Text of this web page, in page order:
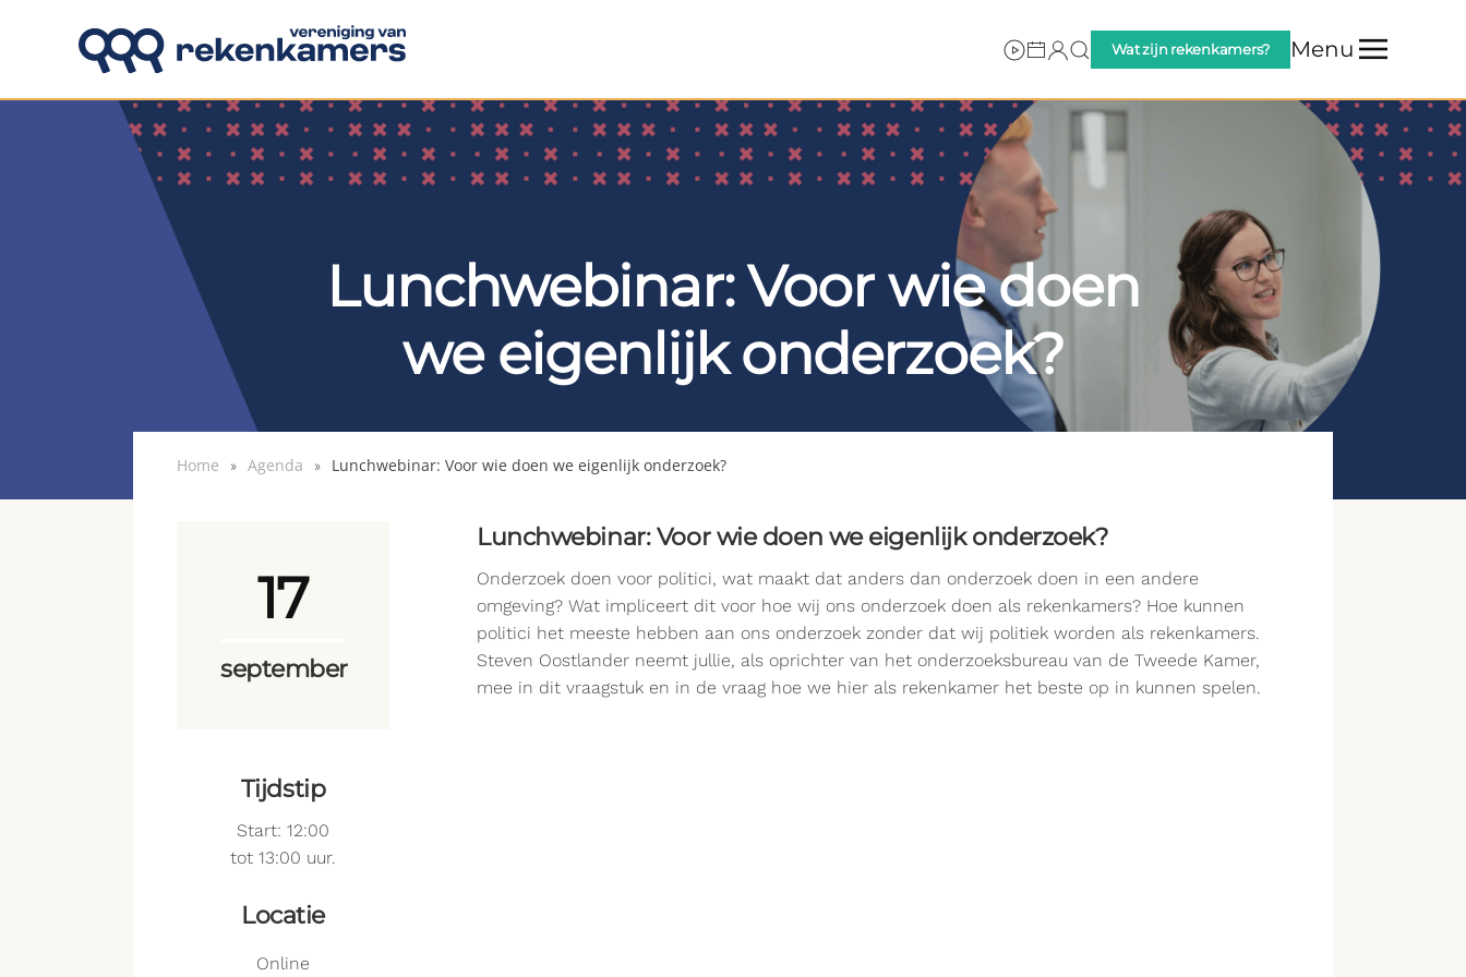
Overslaan en naar de inhoud gaan
Wat zijn rekenkamers? Menu
Lunchwebinar: Voor wie doen
we eigenlijk onderzoek?
Home Agenda Lunchwebinar: Voor wie doen we eigenlijk onderzoek?
17
september
Tijdstip
Start: 12:00
tot 13:00 uur.
Locatie
Online
Lunchwebinar: Voor wie doen we eigenlijk onderzoek?
Onderzoek doen voor politici, wat maakt dat anders dan onderzoek doen in een andere
omgeving? Wat impliceert dit voor hoe wij ons onderzoek doen als rekenkamers? Hoe kunnen
politici het meeste hebben aan ons onderzoek zonder dat wij politiek worden als rekenkamers.
Steven Oostlander neemt jullie, als oprichter van het onderzoeksbureau van de Tweede Kamer,
mee in dit vraagstuk en in de vraag hoe we hier als rekenkamer het beste op in kunnen spelen.